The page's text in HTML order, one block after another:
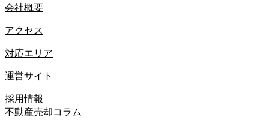
会社概要
アクセス
対応エリア
運営サイト
採用情報
不動産売却コラム